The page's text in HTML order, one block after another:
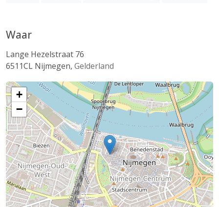
Waar
Lange Hezelstraat 76
6511CL Nijmegen, Gelderland
+
−